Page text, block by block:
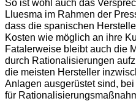
So ist wohl auch das
Lluesma im Rahmen der
dass die spanischen
Kosten wie möglich an ihre
Fatalerweise bleibt auch die
durch Rationalisierungen
die meisten Hersteller
Anlagen ausgerüstet sind,
für